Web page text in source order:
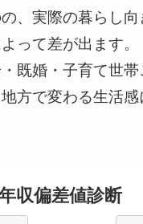
、実際の暮らし
って差が出ます。
既婚・子育て世
方で変わる生活感
収偏差値診断